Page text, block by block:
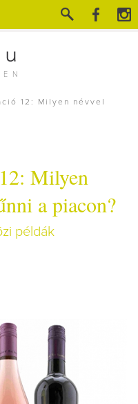
12: Milyen névvel
Milyen
a piacon?
példák